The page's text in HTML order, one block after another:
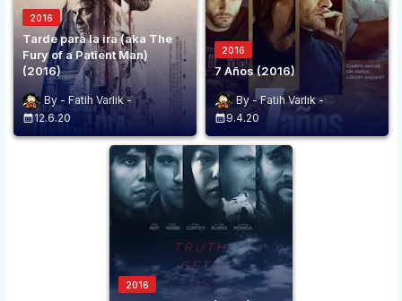
2016
Tarde para la ira (aka The
Fury of a Patient Man)
(2016)
Fatih Varlık
12.6.20
2016
7 Años (2016)
Fatih Varlık
9.4.20
2016